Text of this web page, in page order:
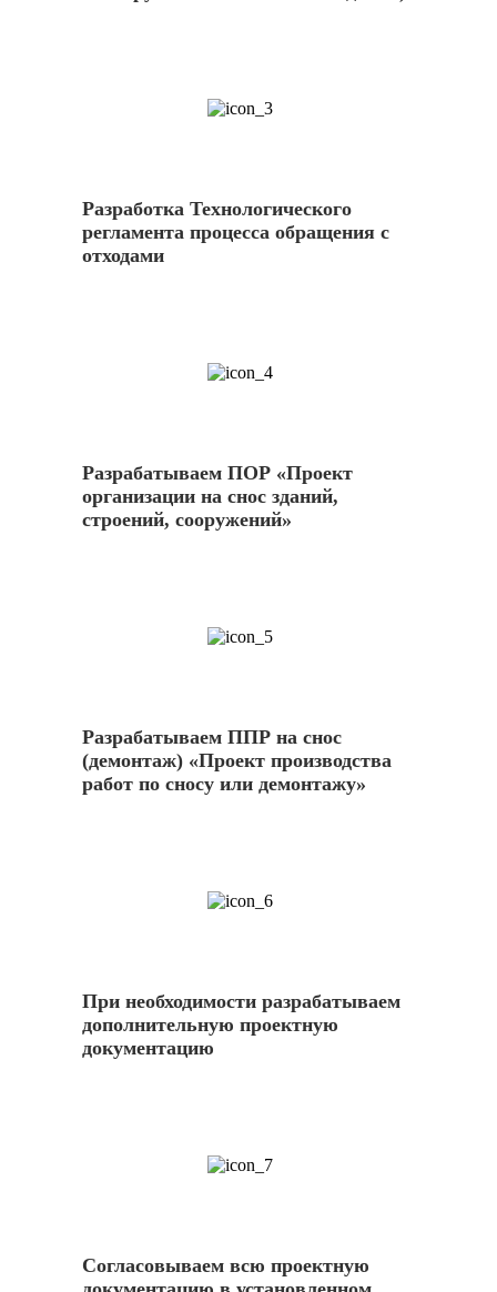
Разработка Технологического
регламента процесса обращения с
отходами
Разрабатываем ПОР «Проект
организации на снос зданий,
строений, сооружений»
Разрабатываем ППР на снос
(демонтаж) «Проект производства
работ по сносу или демонтажу»
При необходимости разрабатываем
дополнительную проектную
документацию
Согласовываем всю проектную